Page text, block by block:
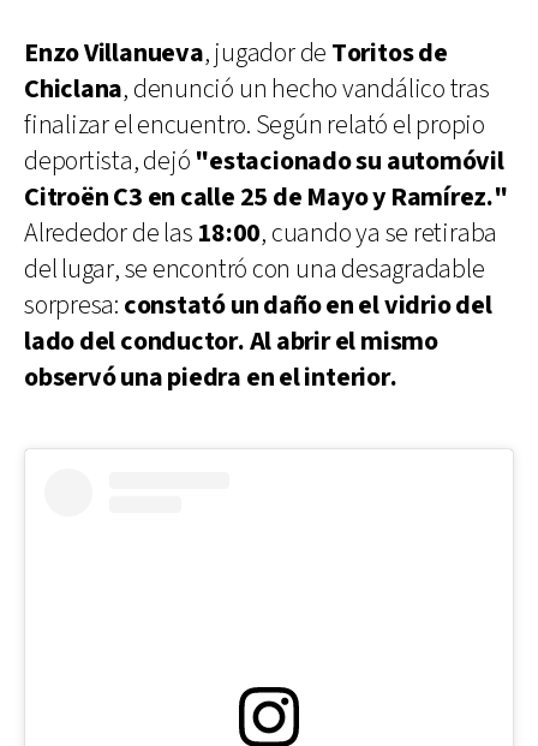
Enzo Villanueva, jugador de Toritos de
Chiclana, denunció un hecho vandálico tras
finalizar el encuentro. Según relató el propio
deportista, dejó "estacionado su automóvil
Citroën C3 en calle 25 de Mayo y Ramírez."
Alrededor de las 18:00, cuando ya se retiraba
del lugar, se encontró con una desagradable
sorpresa: constató un daño en el vidrio del
lado del conductor. Al abrir el mismo
observó una piedra en el interior.